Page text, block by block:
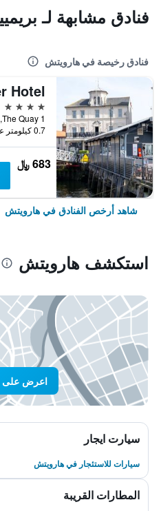
فنادق مشابهة لـ
فنادق رخيصة في هارويتش
4 نجوم
0.7 كيلومتر عن وسط المدينة
683 ﷼
شاهد أرخص الفنادق في هارويتش
استكشف هارويتش
اعرض على
سيارت ايجار
سيارات للاستئجار في هارويتش
المطارات القريبة